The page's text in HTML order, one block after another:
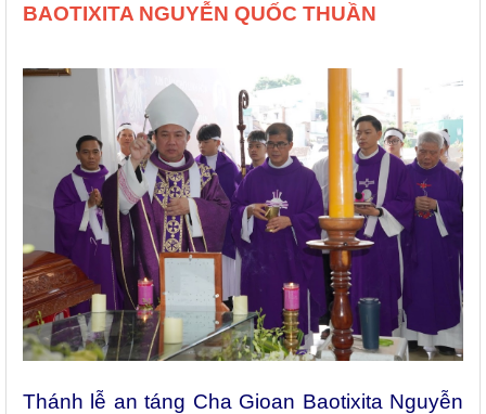
BAOTIXITA NGUYỄN QUỐC THUẦN
Thánh lễ an táng Cha Gioan Baotixita Nguyễn